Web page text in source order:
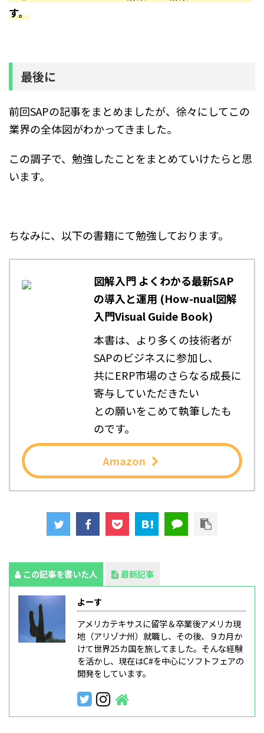
す。
最後に
前回SAPの記事をまとめましたが、徐々にしてこの
業界の全体図がわかってきました。
この調子で、勉強したことをまとめていけたらと思
います。
ちなみに、以下の書籍にて勉強しております。
図解入門 よくわかる最新SAP
の導入と運用 (How-nual図解
入門Visual Guide Book)
本書は、より多くの技術者が
SAPのビジネスに参加し、
共にERP市場のさらなる成長に
寄与していただきたい
との願いをこめて執筆したも
のです。
Amazon
この記事を書いた人 最新記事
よーす
アメリカテキサスに留学＆卒業後アメリカ現
地（アリゾナ州）就職し、その後、９カ月か
けて世界25カ国を旅してました。そんな経験
を活かし、現在はC#を中心にソフトフェアの
開発をしています。